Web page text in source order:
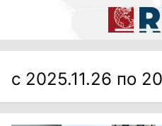
с 2025.11.26 по